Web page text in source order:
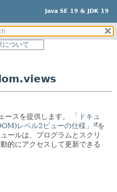
Java SE 19 & JDK 19
パッケージ:
説明
クラスとインタフェース
について
スを提供します。
「ドキュ
レベル2ビューの仕様」
を
ールは、プログラムとスクリ
的にアクセスして更新できる